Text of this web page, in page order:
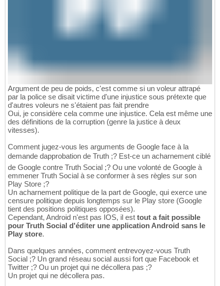
Argument de peu de poids, c'est comme si un voleur attrapé
par la police se disait victime d'une injustice sous prétexte que
d'autres voleurs ne s'étaient pas fait prendre
Oui, je considère cela comme une injustice. Cela est même une
des définitions de la corruption (genre la justice à deux
vitesses).
Comment jugez-vous les arguments de Google face à la
demande dapprobation de Truth ;? Est-ce un acharnement ciblé
de Google contre Truth Social ;? Ou une volonté de Google à
emmener Truth Social à se conformer à ses règles sur son
Play Store ;?
Un acharnement politique de la part de Google, qui exerce une
censure politique depuis longtemps sur le Play store (Google
tient des positions politiques opposées).
Cependant, Android n'est pas IOS, il est tout a fait possible
pour Truth Social d'éditer une application Android sans le
Play store.
Dans quelques années, comment entrevoyez-vous Truth
Social ;? Un grand réseau social aussi fort que Facebook et
Twitter ;? Ou un projet qui ne décollera pas ;?
Un projet qui ne décollera pas.